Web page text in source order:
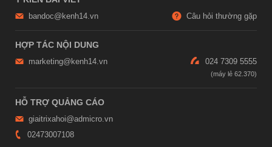
bandoc@kenh14.vn Câu hỏi thường gặp
HỢP TÁC NỘI DUNG
marketing@kenh14.vn 024 7309 5555
HỖ TRỢ QUẢNG CÁO
giaitrixahoi@admicro.vn
02473007108